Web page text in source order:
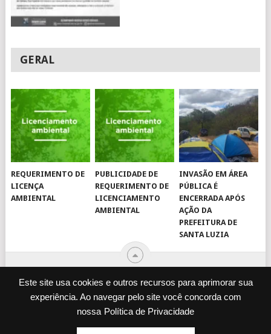
Este site usa cookies e outros recursos para aprimorar sua
experiência. Ao navegar pelo site você concorda com
nossa Política de Privacidade
GERAL
REQUERIMENTO DE
LICENÇA
AMBIENTAL
PUBLICIDADE DE
REQUERIMENTO DE
LICENCIAMENTO
AMBIENTAL
INVASÃO EM ÁREA
PÚBLICA É
ENCERRADA APÓS
AÇÃO DA
PREFEITURA DE
SANTA LUZIA